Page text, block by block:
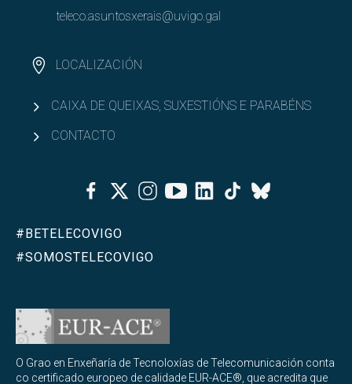
teleco.asuntosxerais@uvigo.gal
LOCALIZACIÓN
CAIXA DE QUEIXAS, SUXESTIÓNS E PARABÉNS
CONTACTO
FacebookTwitterInstagramYoutubeLinkedinTiktok
Bluesky
#BETELECOVIGO
#SOMOSTELECOVIGO
O Grao en Enxeñaría de Tecnoloxías de Telecomunicación conta
co certificado europeo de calidade EUR-ACE®, que acredita que